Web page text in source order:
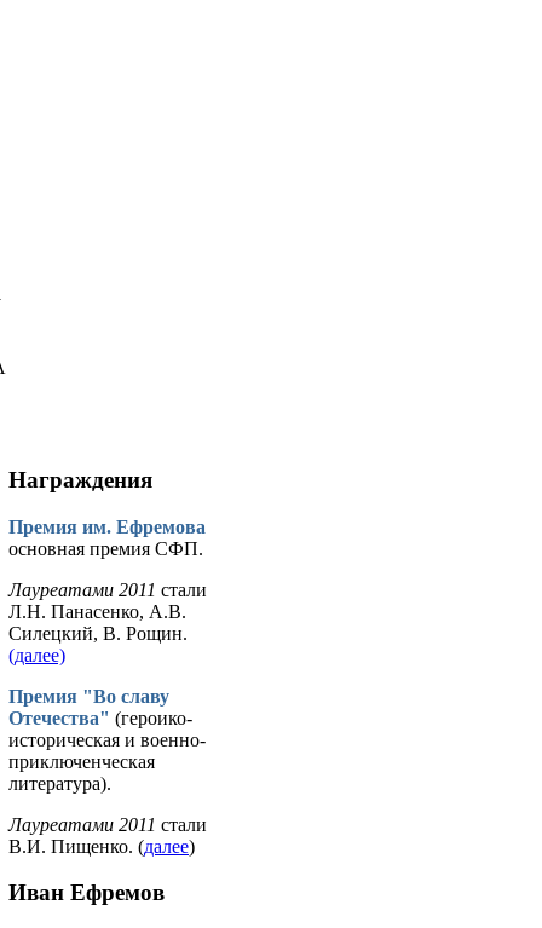
Награждения
Премия им. Ефремова
основная премия СФП.
Лауреатами 2011 стали
Л.Н. Панасенко, А.В.
Силецкий, В. Рощин.
(далее)
Премия "Во славу
Отечества" (героико-
историческая и военно-
приключенческая
литература).
Лауреатами 2011 стали
В.И. Пищенко. (далее)
Иван Ефремов